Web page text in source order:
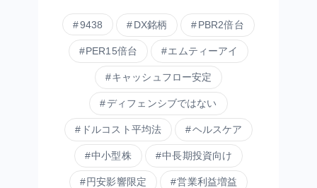
9438 DX銘柄 PBR2倍台
PER15倍台 エムティーアイ
キャッシュフロー安定
ディフェンシブではない
ドルコスト平均法 ヘルスケア
中小型株 中長期投資向け
円安影響限定 営業利益増益